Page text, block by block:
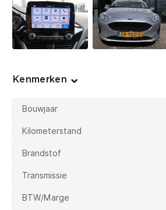
Kenmerken
Bouwjaar
Kilometerstand
Brandstof
Transmissie
BTW/Marge